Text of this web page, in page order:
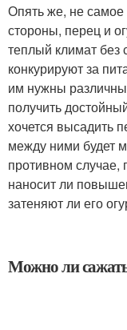
Опять же, не самое
стороны, перец и
теплый климат без
конкурируют за
им нужны
получить
хочется высадить
между ними будет
противном случае,
наносит ли
затеняют ли его
Можно ли